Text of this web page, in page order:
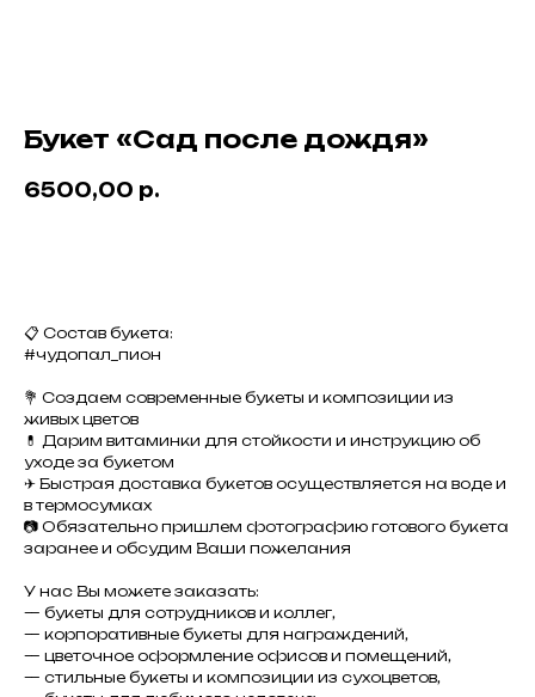
Букет «Сад после дождя»
6500,00 р.
📋 Состав букета:
#чудопал_пион
💐 Создаем современные букеты и композиции из
живых цветов
💊 Дарим витаминки для стойкости и инструкцию об
уходе за букетом
✈ Быстрая доставка букетов осуществляется на воде и
в термосумках
📷 Обязательно пришлем фотографию готового букета
заранее и обсудим Ваши пожелания
У нас Вы можете заказать:
— букеты для сотрудников и коллег,
— корпоративные букеты для награждений,
— цветочное оформление офисов и помещений,
— стильные букеты и композиции из сухоцветов,